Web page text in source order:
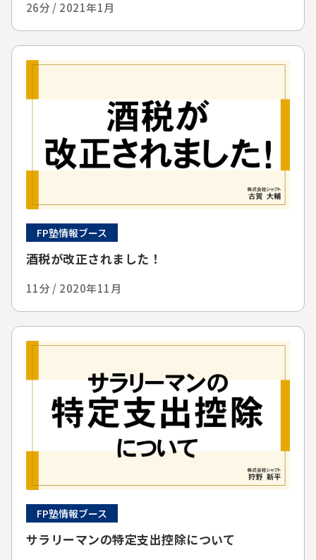
26分 / 2021年1月
FP塾情報ブース
酒税が改正されました！
11分 / 2020年11月
FP塾情報ブース
サラリーマンの特定支出控除について